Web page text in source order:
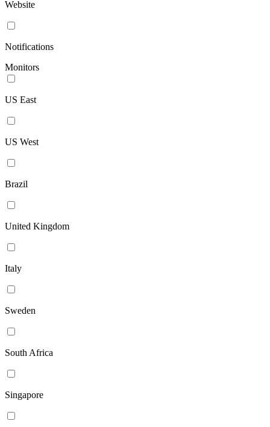
Website
Notifications
Monitors
US East
US West
Brazil
United Kingdom
Italy
Sweden
South Africa
Singapore